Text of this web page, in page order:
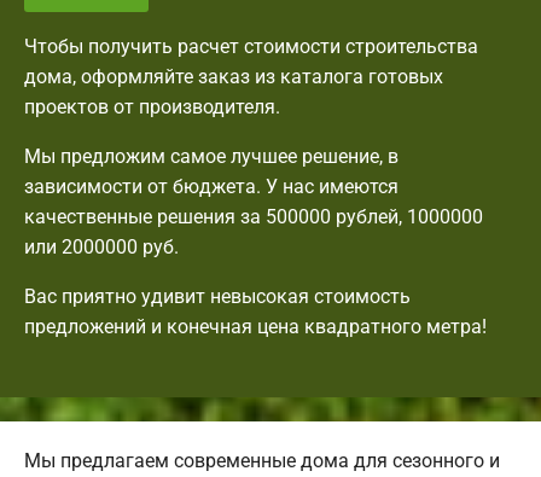
Чтобы получить расчет стоимости строительства
дома, оформляйте заказ из каталога готовых
проектов от производителя.
Мы предложим самое лучшее решение, в
зависимости от бюджета. У нас имеются
качественные решения за 500000 рублей, 1000000
или 2000000 руб.
Вас приятно удивит невысокая стоимость
предложений и конечная цена квадратного метра!
Мы предлагаем современные дома для сезонного и